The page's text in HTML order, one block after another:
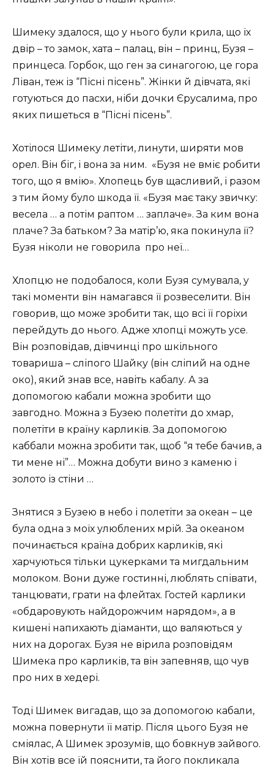
Шимеку здалося, що у нього були крила, що їх
двір – то замок, хата – палац, він – принц, Бузя –
принцеса. Горбок, що ген за синагогою, це гора
Ліван, теж із “Пісні пісень”. Жінки й дівчата, які
готуються до пасхи, ніби дочки Єрусалима, про
яких пишеться в “Пісні пісень”.
Хотілося Шимеку летіти, линути, ширяти мов
орел. Він біг, і вона за ним. «Бузя не вміє робити
того, що я вмію». Хлопець був щасливий, і разом
з тим йому було шкода її. «Бузя має таку звичку:
весела … а потім раптом … заплаче». За ким вона
плаче? За батьком? За матір’ю, яка покинула її?
Бузя ніколи не говорила про неї…
Хлопцю не подобалося, коли Бузя сумувала, у
такі моменти він намагався її розвеселити. Він
говорив, що може зробити так, що всі її горіхи
перейдуть до нього. Адже хлопці можуть усе.
Він розповідав, дівчинці про шкільного
товариша – сліпого Шайку (він сліпий на одне
око), який знав все, навіть кабалу. А за
допомогою кабали можна зробити що
завгодно. Можна з Бузею полетіти до хмар,
полетіти в країну карликів. За допомогою
каббали можна зробити так, щоб “я тебе бачив, а
ти мене ні”… Можна добути вино з каменю і
золото із стіни …
Знятися з Бузею в небо і полетіти за океан – це
була одна з моїх улюблених мрій. За океаном
починається країна добрих карликів, які
харчуються тільки цукерками та мигдальним
молоком. Вони дуже гостинні, люблять співати,
танцювати, грати на флейтах. Гостей карлики
«обдаровують найдорожчим нарядом», а в
кишені напихають діаманти, що валяються у
них на дорогах. Бузя не вірила розповідям
Шимека про карликів, та він запевняв, що чув
про них в хедері.
Тоді Шимек вигадав, що за допомогою кабали,
можна повернути її матір. Після цього Бузя не
сміялас, А Шимек зрозумів, що бовкнув зайвого.
Він хотів все їй пояснити, та його покликала